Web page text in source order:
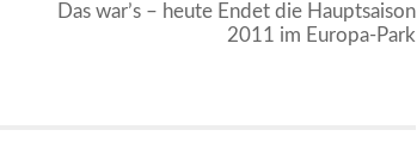
Das war’s – heute Endet die Hauptsaison
2011 im Europa-Park